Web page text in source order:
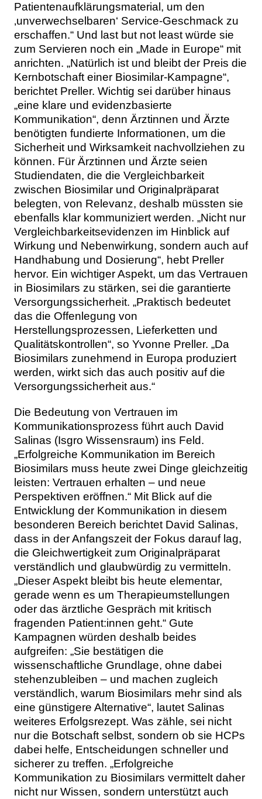
Patientenaufklärungsmaterial, um den
‚unverwechselbaren‘ Service-Geschmack zu
erschaffen.“ Und last but not least würde sie
zum Servieren noch ein „Made in Europe“ mit
anrichten. „Natürlich ist und bleibt der Preis die
Kernbotschaft einer Biosimilar-Kampagne“,
berichtet Preller. Wichtig sei darüber hinaus
„eine klare und evidenzbasierte
Kommunikation“, denn Ärztinnen und Ärzte
benötigten fundierte Informationen, um die
Sicherheit und Wirksamkeit nachvollziehen zu
können. Für Ärztinnen und Ärzte seien
Studiendaten, die die Vergleichbarkeit
zwischen Biosimilar und Originalpräparat
belegten, von Relevanz, deshalb müssten sie
ebenfalls klar kommuniziert werden. „Nicht nur
Vergleichbarkeitsevidenzen im Hinblick auf
Wirkung und Nebenwirkung, sondern auch auf
Handhabung und Dosierung“, hebt Preller
hervor. Ein wichtiger Aspekt, um das Vertrauen
in Biosimilars zu stärken, sei die garantierte
Versorgungssicherheit. „Praktisch bedeutet
das die Offenlegung von
Herstellungsprozessen, Lieferketten und
Qualitätskontrollen“, so Yvonne Preller. „Da
Biosimilars zunehmend in Europa produziert
werden, wirkt sich das auch positiv auf die
Versorgungssicherheit aus.“
Die Bedeutung von Vertrauen im
Kommunikationsprozess führt auch David
Salinas (Isgro Wissensraum) ins Feld.
„Erfolgreiche Kommunikation im Bereich
Biosimilars muss heute zwei Dinge gleichzeitig
leisten: Vertrauen erhalten – und neue
Perspektiven eröffnen.“ Mit Blick auf die
Entwicklung der Kommunikation in diesem
besonderen Bereich berichtet David Salinas,
dass in der Anfangszeit der Fokus darauf lag,
die Gleichwertigkeit zum Originalpräparat
verständlich und glaubwürdig zu vermitteln.
„Dieser Aspekt bleibt bis heute elementar,
gerade wenn es um Therapieumstellungen
oder das ärztliche Gespräch mit kritisch
fragenden Patient:innen geht.“ Gute
Kampagnen würden deshalb beides
aufgreifen: „Sie bestätigen die
wissenschaftliche Grundlage, ohne dabei
stehenzubleiben – und machen zugleich
verständlich, warum Biosimilars mehr sind als
eine günstigere Alternative“, lautet Salinas
weiteres Erfolgsrezept. Was zähle, sei nicht
nur die Botschaft selbst, sondern ob sie HCPs
dabei helfe, Entscheidungen schneller und
sicherer zu treffen. „Erfolgreiche
Kommunikation zu Biosimilars vermittelt daher
nicht nur Wissen, sondern unterstützt auch